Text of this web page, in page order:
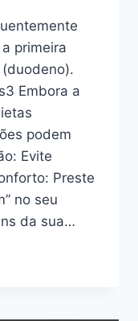
primeira
Embora a
podem
Evite
Preste
no seu
da sua…